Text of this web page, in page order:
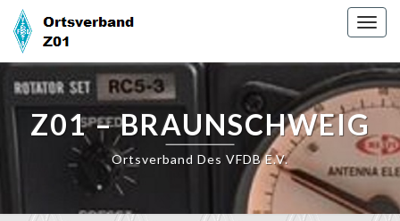
Skip
content
Z01 – BRAUNSCHWEIG
Ortsverband Des VFDB E.V.